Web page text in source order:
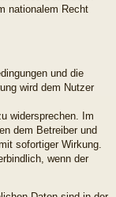
nationalem Recht
und die
wird dem Nutzer
widersprechen. Im
dem Betreiber und
sofortiger Wirkung.
wenn der